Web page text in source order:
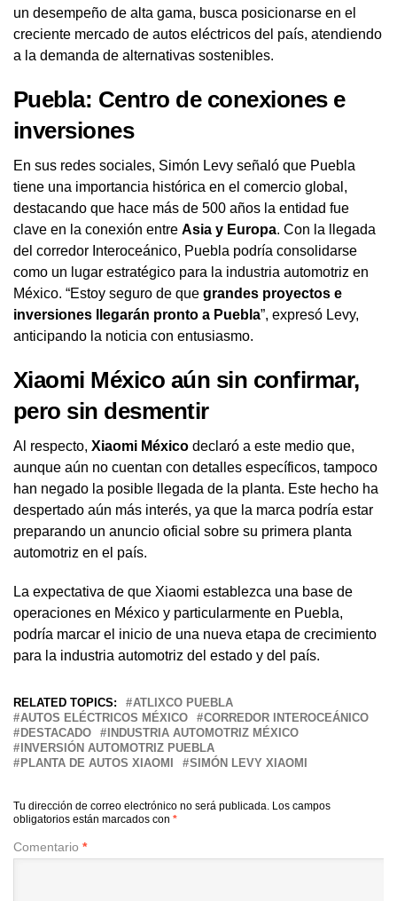
un desempeño de alta gama, busca posicionarse en el
creciente mercado de autos eléctricos del país, atendiendo
a la demanda de alternativas sostenibles.
Puebla: Centro de conexiones e
inversiones
En sus redes sociales, Simón Levy señaló que Puebla
tiene una importancia histórica en el comercio global,
destacando que hace más de 500 años la entidad fue
clave en la conexión entre Asia y Europa. Con la llegada
del corredor Interoceánico, Puebla podría consolidarse
como un lugar estratégico para la industria automotriz en
México. “Estoy seguro de que grandes proyectos e
inversiones llegarán pronto a Puebla”, expresó Levy,
anticipando la noticia con entusiasmo.
Xiaomi México aún sin confirmar,
pero sin desmentir
Al respecto, Xiaomi México declaró a este medio que,
aunque aún no cuentan con detalles específicos, tampoco
han negado la posible llegada de la planta. Este hecho ha
despertado aún más interés, ya que la marca podría estar
preparando un anuncio oficial sobre su primera planta
automotriz en el país.
La expectativa de que Xiaomi establezca una base de
operaciones en México y particularmente en Puebla,
podría marcar el inicio de una nueva etapa de crecimiento
para la industria automotriz del estado y del país.
RELATED TOPICS:
ATLIXCO PUEBLA
AUTOS ELÉCTRICOS MÉXICO
CORREDOR INTEROCEÁNICO
DESTACADO
INDUSTRIA AUTOMOTRIZ MÉXICO
INVERSIÓN AUTOMOTRIZ PUEBLA
PLANTA DE AUTOS XIAOMI
SIMÓN LEVY XIAOMI
Tu dirección de correo electrónico no será publicada. Los campos
obligatorios están marcados con *
Comentario *